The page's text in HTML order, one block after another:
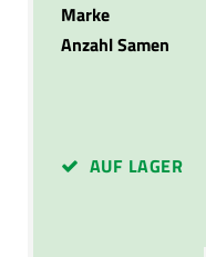
Marke
Anzahl Samen
AUF LAGER